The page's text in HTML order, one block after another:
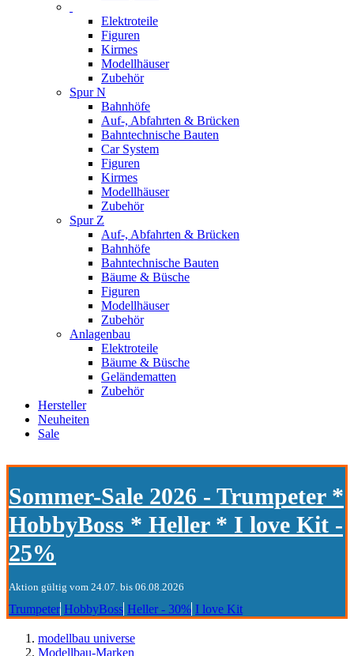
Elektroteile
Figuren
Kirmes
Modellhäuser
Zubehör
Spur N
Bahnhöfe
Auf-, Abfahrten & Brücken
Bahntechnische Bauten
Car System
Figuren
Kirmes
Modellhäuser
Zubehör
Spur Z
Auf-, Abfahrten & Brücken
Bahnhöfe
Bahntechnische Bauten
Bäume & Büsche
Figuren
Modellhäuser
Zubehör
Anlagenbau
Elektroteile
Bäume & Büsche
Geländematten
Zubehör
Hersteller
Neuheiten
Sale
Sommer-Sale 2026 - Trumpeter *
HobbyBoss * Heller * I love Kit -
25%
Aktion gültig vom 24.07. bis 06.08.2026
Trumpeter HobbyBoss Heller - 30% I love Kit
modellbau universe
Modellbau-Marken